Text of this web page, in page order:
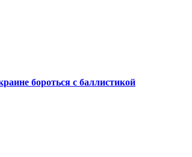
бороться с баллистикой